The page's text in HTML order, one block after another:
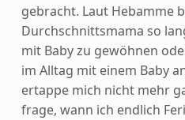
gebracht. Laut Hebamme
Durchschnittsmama so
mit Baby zu gewöhnen
im Alltag mit einem Baby
ertappe mich nicht mehr
frage, wann ich endlich